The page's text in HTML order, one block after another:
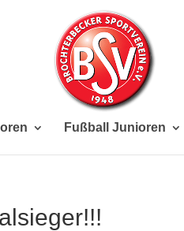
Fußball Junioren